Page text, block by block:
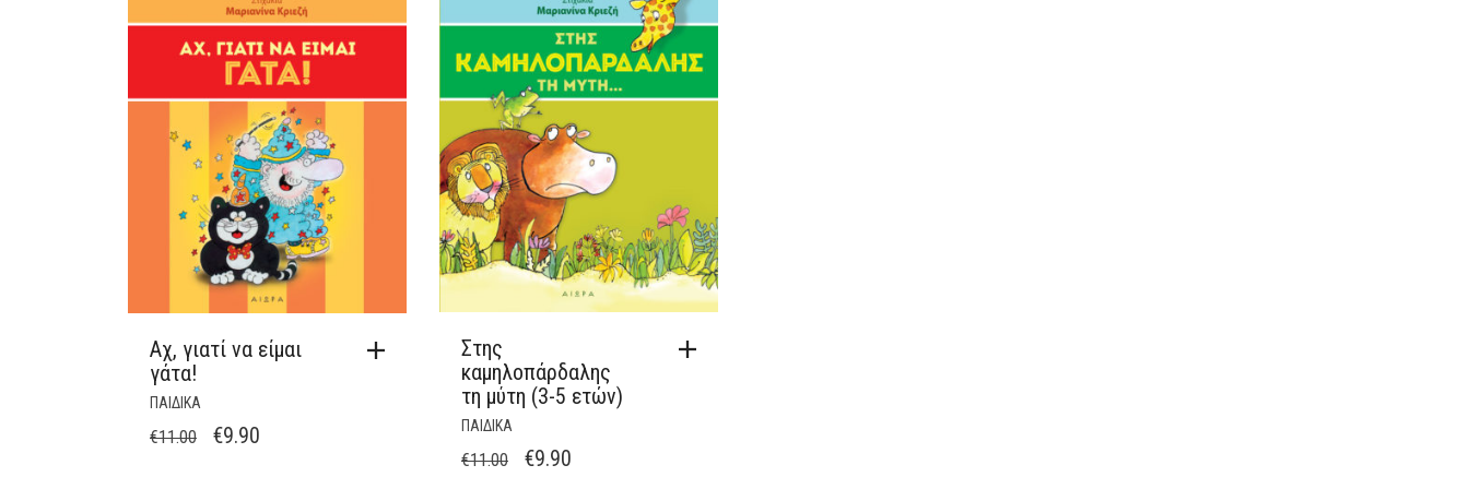
Αχ, γιατί να είμαι
γάτα!
ΠΑΙΔΙΚΑ
€11.00
ORIGINAL
€9.90
Στης
καμηλοπάρδαλης
τη μύτη (3-5 ετών)
ΠΑΙΔΙΚΑ
€11.00
ORIGINAL
€9.90